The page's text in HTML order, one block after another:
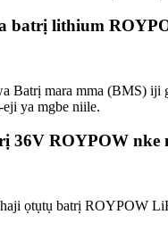
batrị lithium
Batrị mara mma (BMS) iji
eji ya mgbe niile.
36V ROYPOW
ọtụtụ batrị ROYPOW